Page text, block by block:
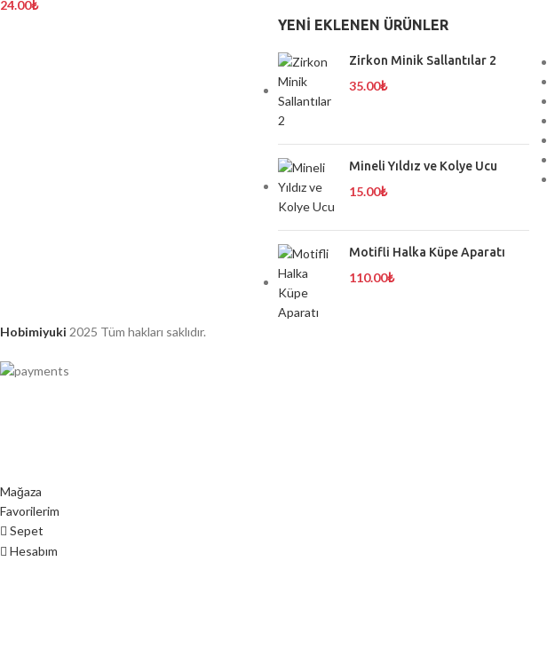
24.00₺
YENI EKLENEN ÜRÜNLER
Zirkon Minik Sallantılar 2
35.00₺
Mineli Yıldız ve Kolye Ucu
15.00₺
Motifli Halka Küpe Aparatı
110.00₺
Hobimiyuki 2025 Tüm hakları saklıdır.
Mağaza
Favorilerim
Sepet
Hesabım